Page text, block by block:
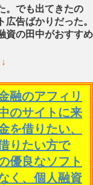
。でも出てきたの
告ばかりだった。
資の田中がおすすめ
融のアフィリ
のサイトに来
を借りたい、
りたい方で
優良なソフト
く、個人融資